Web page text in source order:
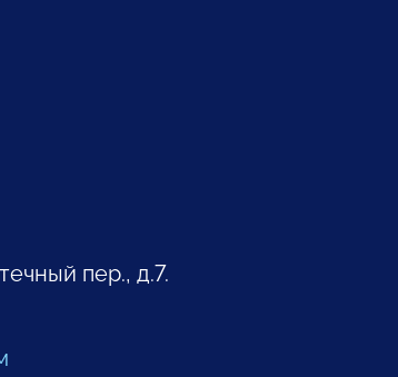
пер., д.7.